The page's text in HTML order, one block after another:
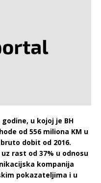
u kojoj je BH
od 556 miliona KM u
dobit od 2016.
rast od 37% u odnosu
kompanija
pokazateljima i u